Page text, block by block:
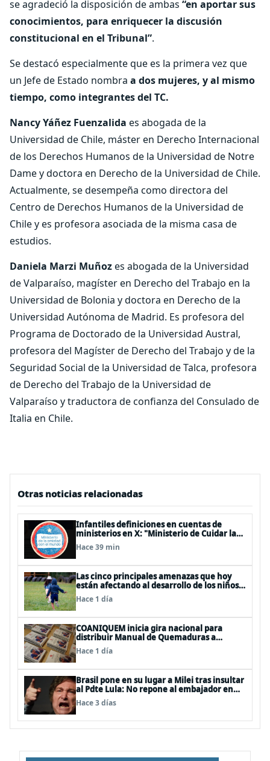
se agradeció la disposición de ambas “en aportar sus
conocimientos, para enriquecer la discusión
constitucional en el Tribunal”.
Se destacó especialmente que es la primera vez que
un Jefe de Estado nombra a dos mujeres, y al mismo
tiempo, como integrantes del TC.
Nancy Yáñez Fuenzalida es abogada de la
Universidad de Chile, máster en Derecho Internacional
de los Derechos Humanos de la Universidad de Notre
Dame y doctora en Derecho de la Universidad de Chile.
Actualmente, se desempeña como directora del
Centro de Derechos Humanos de la Universidad de
Chile y es profesora asociada de la misma casa de
estudios.
Daniela Marzi Muñozes abogada de la Universidad
de Valparaíso, magíster en Derecho del Trabajo en la
Universidad de Bolonia y doctora en Derecho de la
Universidad Autónoma de Madrid. Es profesora del
Programa de Doctorado de la Universidad Austral,
profesora del Magíster de Derecho del Trabajo y de la
Seguridad Social de la Universidad de Talca, profesora
de Derecho del Trabajo de la Universidad de
Valparaíso y traductora de confianza del Consulado de
Italia en Chile.
Otras noticias relacionadas
Infantiles definiciones en cuentas de
ministerios en X: "Ministerio de Cuidar la
Plata", "Ministerio de la amistad..."
Hace 39 min
Las cinco principales amenazas que hoy
están afectando al desarrollo de los niños
en Chile
Hace 1 día
COANIQUEM inicia gira nacional para
distribuir Manual de Quemaduras a
profesionales de la salud
Hace 1 día
Brasil pone en su lugar a Milei tras insultar
al Pdte Lula: No repone al embajador en
BBSS y rebaja la relación bilateral
Hace 3 días